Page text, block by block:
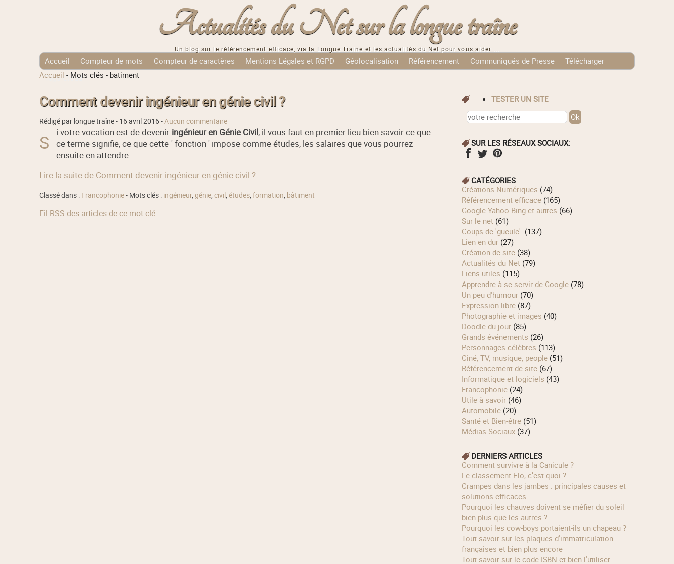
Actualités du Net sur la longue traîne
Un blog sur le référencement efficace, via la Longue Traine et les actualités du Net pour vous aider ...
Accueil Compteur de mots Compteur de caractères Mentions Légales et RGPD Géolocalisation Référencement Communiqués de Presse
Télécharger
Tags Cloud
Accueil - Mots clés - batiment
Comment devenir ingénieur en génie civil ?
Rédigé par longue traîne - 16 avril 2016-Aucun commentaire
S i votre vocation est de devenir ingénieur en Génie Civil, il vous faut en premier lieu bien savoir ce que
ce terme signifie, ce que cette ' fonction ' impose comme études, les salaires que vous pourrez
ensuite en attendre.
Lire la suite de Comment devenir ingénieur en génie civil ?
Classé dans : Francophonie- Mots clés : ingénieur, génie, civil, études, formation, bâtiment
Fil RSS des articles de ce mot clé
TESTER UN SITE
SUR LES RÉSEAUX SOCIAUX:
CATÉGORIES
Créations Numériques (74)
Référencement efficace(165)
Google Yahoo Bing et autres (66)
Sur le net(61)
Coups de 'gueule'. (137)
Lien en dur(27)
Création de site(38)
Actualités du Net(79)
Liens utiles (115)
Apprendre à se servir de Google(78)
Un peu d'humour(70)
Expression libre(87)
Photographie et images (40)
Doodle du jour(85)
Grands événements (26)
Personnages célèbres (113)
Ciné, TV, musique, people(51)
Référencement de site(67)
Informatique et logiciels (43)
Francophonie(24)
Utile à savoir(46)
Automobile(20)
Santé et Bien-être(51)
Médias Sociaux(37)
DERNIERS ARTICLES
Comment survivre à la Canicule ?
Le classement Elo, c’est quoi ?
Crampes dans les jambes : principales causes et
solutions efficaces
Pourquoi les chauves doivent se méfier du soleil
bien plus que les autres ?
Pourquoi les cow‑boys portaient‑ils un chapeau ?
Tout savoir sur les plaques d'immatriculation
françaises et bien plus encore
Tout savoir sur le code ISBN et bien l'utiliser